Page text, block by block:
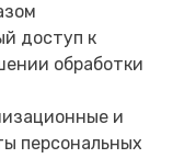
доступ к
обработки
и
персональных